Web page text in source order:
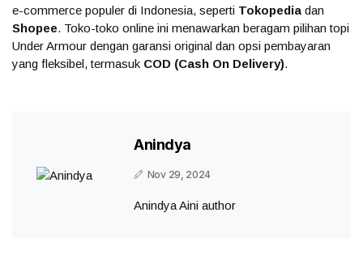
e-commerce populer di Indonesia, seperti Tokopedia dan
Shopee. Toko-toko online ini menawarkan beragam pilihan topi
Under Armour dengan garansi original dan opsi pembayaran
yang fleksibel, termasuk COD (Cash On Delivery).
Anindya
Nov 29, 2024
Anindya Aini author